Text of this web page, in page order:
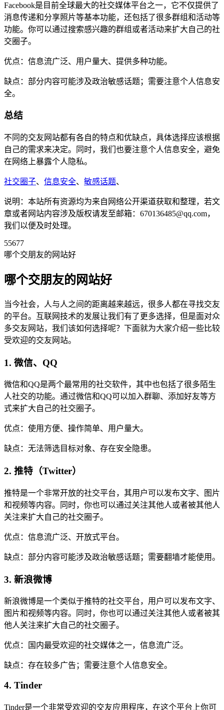
Facebook是目前全球最大的社交媒体平台之一，它不仅提供了
消息传递和分享照片等基本功能，还包括了很多群组和活动等
功能。你可以通过搜索感兴趣的群组或者活动来扩大自己的社
交圈子。
优点：信息流广泛、用户量大、提供多种功能。
缺点：部分内容可能涉及政治敏感话题；需要注意个人信息安
全。
总结
不同的交友网站都有各自的特点和优缺点，具体选择应该根据
自己的需求来决定。同时，我们也要注意个人信息安全，避免
在网络上暴露个人隐私。
社交圈子、 信息安全、 敏感话题、
说明：本站所有资源均为来自网络公开渠道获取和整理，若文
章或者网站内容涉及版权请发至邮箱：670136485@qq.com，
我们以便及时处理。
55677
哪个交朋友的网站好
哪个交朋友的网站好
当今社会，人与人之间的距离越来越远，很多人都在寻找交友
的平台。互联网技术的发展让我们有了更多选择，但是面对众
多交友网站，我们该如何选择呢？下面就为大家介绍一些比较
受欢迎的交友网站。
1. 微信、QQ
微信和QQ是两个最常用的社交软件，其中也包括了很多陌生
人社交的功能。通过微信和QQ可以加入群聊、添加好友等方
式来扩大自己的社交圈子。
优点：使用方便、操作简单、用户量大。
缺点：无法筛选目标对象、存在安全隐患。
2. 推特（Twitter）
推特是一个非常开放的社交平台，其用户可以发布文字、图片
和视频等内容。同时，你也可以通过关注其他人或者被其他人
关注来扩大自己的社交圈子。
优点：信息流广泛、开放式平台。
缺点：部分内容可能涉及政治敏感话题；需要翻墙才能使用。
3. 新浪微博
新浪微博是一个类似于推特的社交平台，用户可以发布文字、
图片和视频等内容。同时，你也可以通过关注其他人或者被其
他人关注来扩大自己的社交圈子。
优点：国内最受欢迎的社交媒体之一，信息流广泛。
缺点：存在较多广告；需要注意个人信息安全。
4. Tinder
Tinder是一个非常受欢迎的交友应用程序，在这个平台上你可